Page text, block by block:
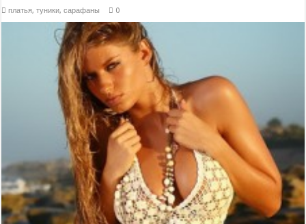
платья, туники, сарафаны 0